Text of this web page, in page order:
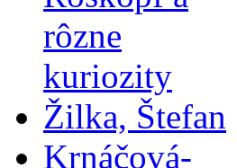
rôzne
kuriozity
Žilka, Štefan
Krnáčová-